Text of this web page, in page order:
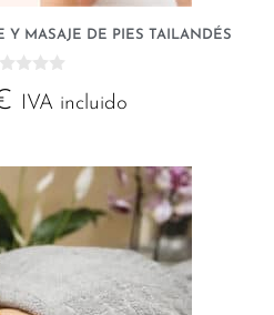
Y MASAJE DE PIES TAILANDÉS
IVA incluido